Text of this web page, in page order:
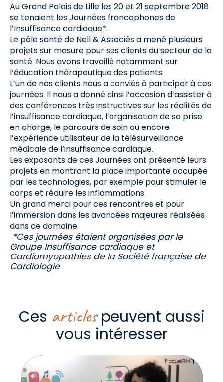
Au Grand Palais de Lille les 20 et 21 septembre 2018
se tenaient lesJournées francophones de
l’Insuffisance cardiaque*.
Le pôle santé de Nell & Associés a mené plusieurs
projets sur mesure pour ses clients du secteur de la
santé. Nous avons travaillé notamment sur
l’éducation thérapeutique des patients.
L’un de nos clients nous a conviés à participer à ces
journées. Il nous a donné ainsi l’occasion d’assister à
des conférences très instructives sur les réalités de
l’insuffisance cardiaque, l’organisation de sa prise
en charge, le parcours de soin ou encore
l’expérience utilisateur de la télésurveillance
médicale de l’insuffisance cardiaque.
Les exposants de ces Journées ont présenté leurs
projets en montrant la place importante occupée
par les technologies, par exemple pour stimuler le
corps et réduire les inflammations.
Un grand merci pour ces rencontres et pour
l’immersion dans les avancées majeures réalisées
dans ce domaine.
*Ces journées étaient organisées par le
Groupe Insuffisance cardiaque et
Cardiomyopathies de laSociété française de
Cardiologie
Ces articlespeuvent aussi
vous intéresser